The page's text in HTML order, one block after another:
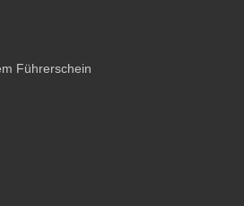
Führerschein